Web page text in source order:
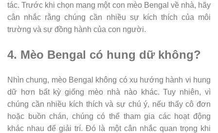
tác. Trước khi chọn mang một con mèo Bengal về nhà, hãy
cân nhắc rằng chúng cần nhiều sự kích thích của môi
trường và sự đồng hành của con người.
4. Mèo Bengal có hung dữ không?
Nhìn chung, mèo Bengal không có xu hướng hành vi hung
dữ hơn bất kỳ giống mèo nhà nào khác. Tuy nhiên, vì
chúng cần nhiều kích thích và sự chú ý, nếu thấy cô đơn
hoặc buồn chán, chúng có thể tham gia các hoạt động
khác nhau để giải trí. Đó là một cân nhắc quan trọng khi